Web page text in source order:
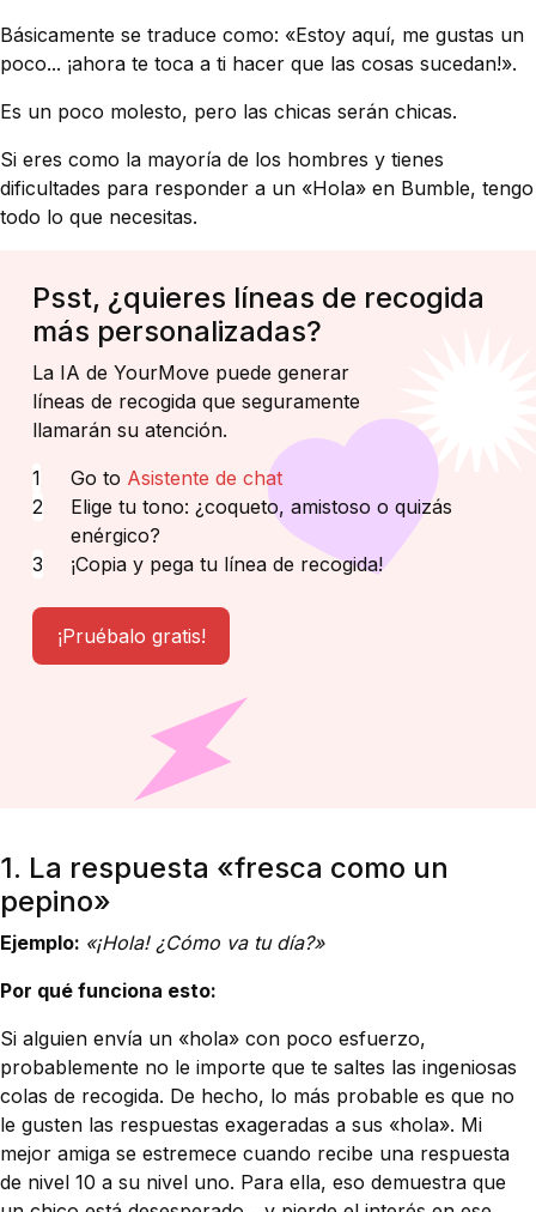
Básicamente se traduce como: «Estoy aquí, me gustas un
poco... ¡ahora te toca a ti hacer que las cosas sucedan!».
Es un poco molesto, pero las chicas serán chicas.
Si eres como la mayoría de los hombres y tienes
dificultades para responder a un «Hola» en Bumble, tengo
todo lo que necesitas.
Psst, ¿quieres líneas de recogida
más personalizadas?
La IA de YourMove puede generar
líneas de recogida que seguramente
llamarán su atención.
Go to Asistente de chat
Elige tu tono: ¿coqueto, amistoso o quizás
enérgico?
¡Copia y pega tu línea de recogida!
¡Pruébalo gratis!
1. La respuesta «fresca como un
pepino»
Ejemplo: «¡Hola! ¿Cómo va tu día?»
Por qué funciona esto:
Si alguien envía un «hola» con poco esfuerzo,
probablemente no le importe que te saltes las ingeniosas
colas de recogida. De hecho, lo más probable es que no
le gusten las respuestas exageradas a sus «hola». Mi
mejor amiga se estremece cuando recibe una respuesta
de nivel 10 a su nivel uno. Para ella, eso demuestra que